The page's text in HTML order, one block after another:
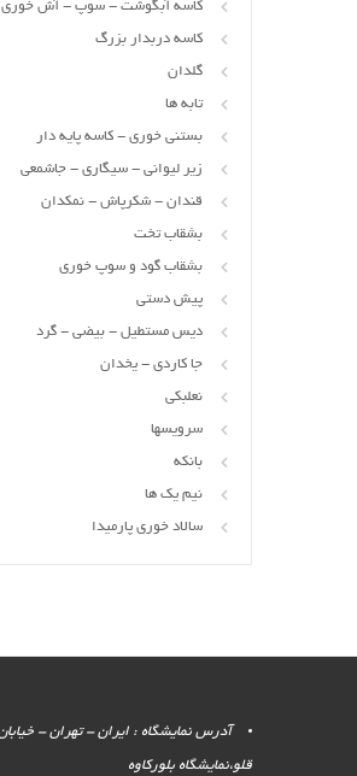
کاسه آبگوشت - سوپ - آش خوری
کاسه دربدار بزرگ
گلدان
تابه ها
بستنی خوری - کاسه پایه دار
زیر لیوانی - سیگاری - جاشمعی
قندان - شکرپاش - نمکدان
بشقاب تخت
بشقاب گود و سوپ خوری
پیش دستی
دیس مستطیل - بیضی - گرد
جا کاردی - یخدان
نعلبکی
سرویسها
بانکه
نیم یک ها
سالاد خوری پارمیدا
قلو،نمایشگاه بلورکاوه